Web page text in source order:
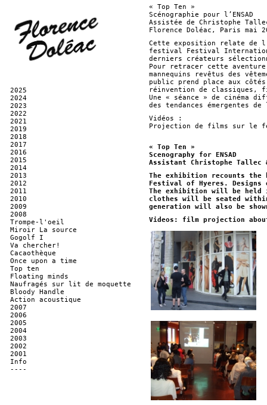
2025
2024
2023
2022
2021
2019
2018
2017
2016
2015
2014
2013
2012
2011
2010
2009
2008
Trompe-l'oeil
Miroir La source
Gogolf I
Va chercher!
Cacaothèque
Once upon a time
Top ten
Floating minds
Naufragés sur lit de moquette
Bloody Handle
Action acoustique
2007
2006
2005
2004
2003
2002
2001
Info
----
« Top Ten »
Scénographie pour l’ENSAD
Assistée de Christophe
Florence Doléac, Paris mai
Cette exposition relate de
festival Festival
derniers créateurs
Pour retracer cette
mannequins revêtus des
public prend place aux
réinvention de classiques,
Une « séance » de cinéma
des tendances émergentes
Vidéos :
Projection de films sur le
« Top Ten »
Scenography for ENSAD
Assistant Christophe Tallec
The exhibition recounts
Festival of Hyeres.
The exhibition will be held
clothes will be seated
generation will also be
Videos: film projection